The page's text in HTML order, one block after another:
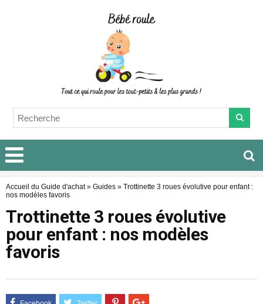
Accueil du Guide d'achat» Guides » Trottinette 3 roues évolutive pour enfant :
nos modèles favoris
Trottinette 3 roues évolutive
pour enfant : nos modèles
favoris